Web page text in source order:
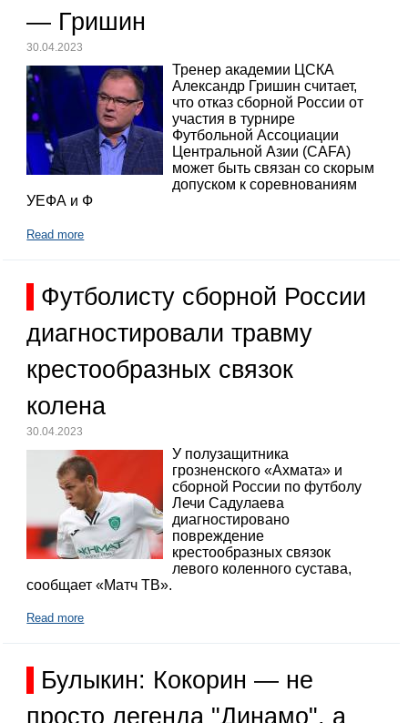
— Гришин
30.04.2023
Тренер академии ЦСКА
Александр Гришин считает,
что отказ сборной России от
участия в турнире
Футбольной Ассоциации
Центральной Азии (CAFA)
может быть связан со скорым
допуском к соревнованиям
УЕФА и Ф
Read more
Футболисту сборной России
диагностировали травму
крестообразных связок
колена
30.04.2023
У полузащитника
грозненского «Ахмата» и
сборной России по футболу
Лечи Садулаева
диагностировано
повреждение
крестообразных связок
левого коленного сустава,
сообщает «Матч ТВ».
Read more
Булыкин: Кокорин — не
просто легенда "Динамо", а